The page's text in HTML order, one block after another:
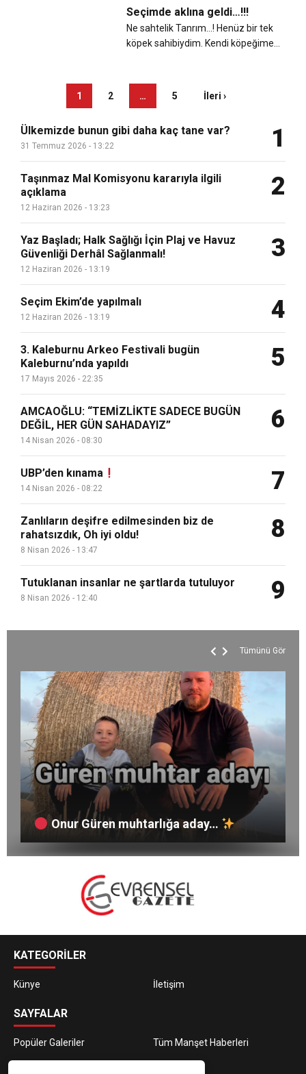
geldi. Geçirdiği ardı ardına beyin
ameliyatları sonrasında sürekli ...
Seçimde aklına geldi…!!!
Ne sahtelik Tanrım…! Henüz bir tek
köpek sahibiydim. Kendi köpeğime
çocuk gibi gördüğüm sahipsiz köpek
1 2 … 5 İleri ›
Ülkemizde bunun gibi daha kaç tane var?
31 Temmuz 2026 - 13:22 1
Taşınmaz Mal Komisyonu kararıyla ilgili
açıklama
12 Haziran 2026 - 13:23
2
Yaz Başladı; Halk Sağlığı İçin Plaj ve Havuz
Güvenliği Derhâl Sağlanmalı!
12 Haziran 2026 - 13:19
3
Seçim Ekim’de yapılmalı
12 Haziran 2026 - 13:19 4
3. Kaleburnu Arkeo Festivali bugün
Kaleburnu’nda yapıldı
17 Mayıs 2026 - 22:35
5
AMCAOĞLU: “TEMİZLİKTE SADECE BUGÜN
DEĞİL, HER GÜN SAHADAYIZ”
14 Nisan 2026 - 08:30
6
UBP’den kınama
14 Nisan 2026 - 08:22 7
Zanlıların deşifre edilmesinden biz de
rahatsızdık, Oh iyi oldu!
8 Nisan 2026 - 13:47
8
Tutuklanan insanlar ne şartlarda tutuluyor
8 Nisan 2026 - 12:40 9
Tümünü Gör
Ülkemizde bunun gibi daha kaç tane var?Onur Güren muhtarlığa aday…
Taşınmaz Mal Komisyonu kararıyla ilgili
Yaz Başladı; Halk Sağlığı İçin Plaj ve
Havuz Güvenliği Derhâl Sağlanmalı!
KATEGORİLER
Künye İletişim
SAYFALAR
Popüler Galeriler Tüm Manşet Haberleri